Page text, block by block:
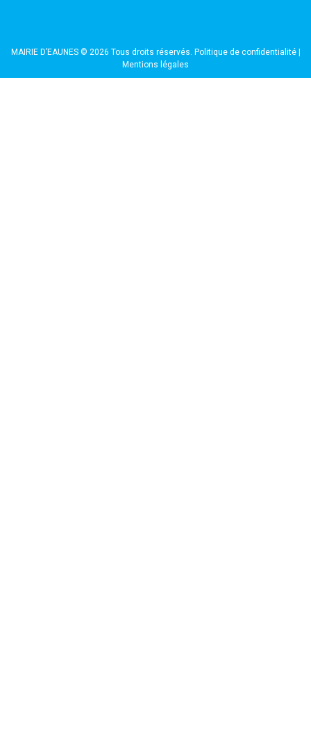
MAIRIE D’EAUNES © 2026 Tous droits réservés. Politique de confidentialité|
Mentions légales